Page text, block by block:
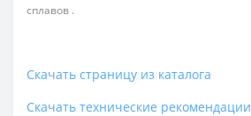
сплавов .
Скачать страницу из каталога
Скачать технические рекомендации